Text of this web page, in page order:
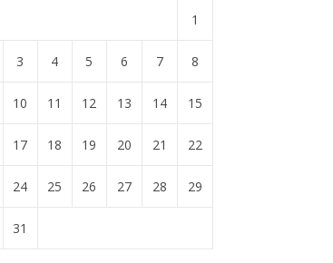
1
3 4 5 6 7 8
10 11 12 13 14 15
17 18 19 20 21 22
24 25 26 27 28 29
31